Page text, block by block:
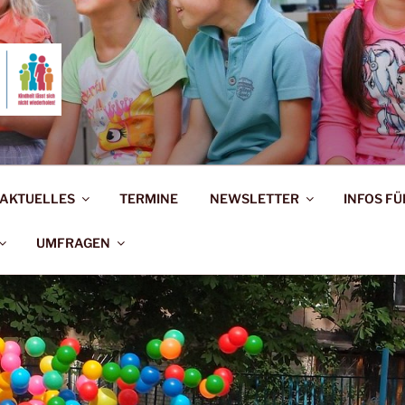
BAD
AKTUELLES TERMINE NEWSLETTER INFOS
UMFRAGEN